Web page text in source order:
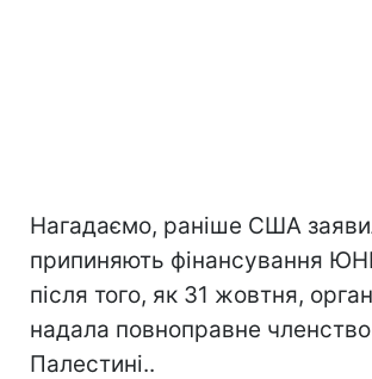
Нагадаємо, раніше США
припиняють фінансування
після того, як 31 жовтня,
надала повноправне членство
Палестині..